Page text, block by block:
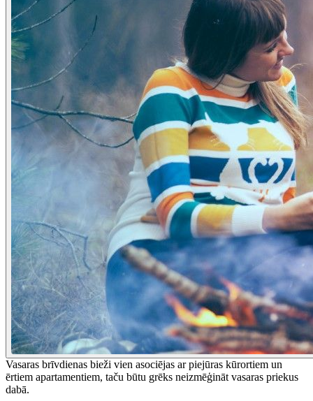
Vasaras brīvdienas bieži vien asociējas ar piejūras kūrortiem un
ērtiem apartamentiem, taču būtu grēks neizmēģināt vasaras priekus
dabā.